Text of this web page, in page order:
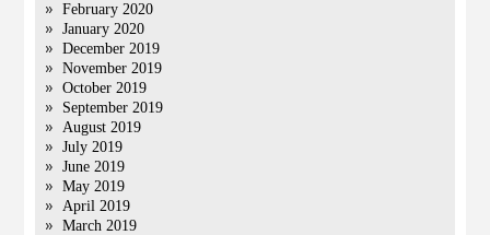
February 2020
January 2020
December 2019
November 2019
October 2019
September 2019
August 2019
July 2019
June 2019
May 2019
April 2019
March 2019